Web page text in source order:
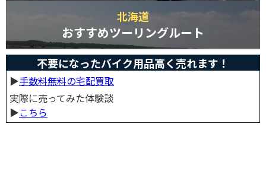
北海道
おすすめツーリングルート
不要になったバイク用品高く売れます！
▶︎手数料無料の宅配買取
実際に売ってみた体験談
▶︎こちら